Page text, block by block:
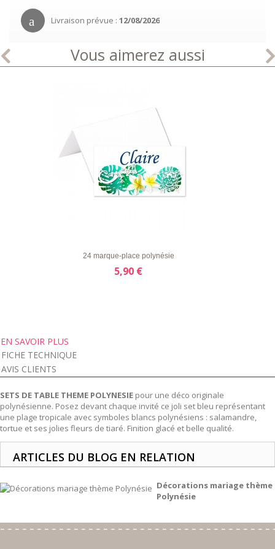
Livraison prévue : 12/08/2026
Vous aimerez aussi
24 marque-place polynésie
5,90 €
EN SAVOIR PLUS
FICHE TECHNIQUE
AVIS CLIENTS
SETS DE TABLE THEME POLYNESIE pour une déco originale
polynésienne. Posez devant chaque invité ce joli set bleu représentant
une plage tropicale avec symboles blancs polynésiens : salamandre,
tortue et ses jolies fleurs de tiaré. Finition glacé et belle qualité.
ARTICLES DU BLOG EN RELATION
Décorations mariage thème
Polynésie